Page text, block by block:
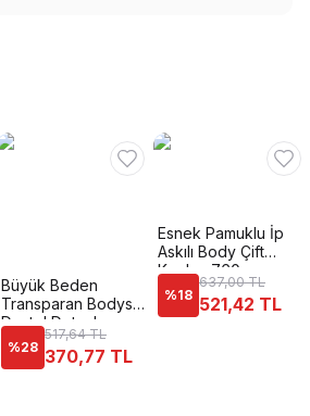
Büyük Beden
Transparan Bodysuit
Dantel Detaylı
Donex 8020
%28
517,64 TL
370,77 TL
Esnek Pamuklu İp
Askılı Body Çift
Kaplan 760
%18
637,00 TL
521,42 TL